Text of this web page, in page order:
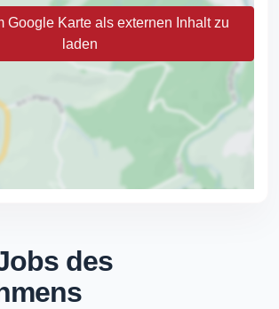
Google Karte als externen Inhalt zu
laden
des